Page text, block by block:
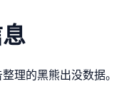
理的黑熊出没数据。